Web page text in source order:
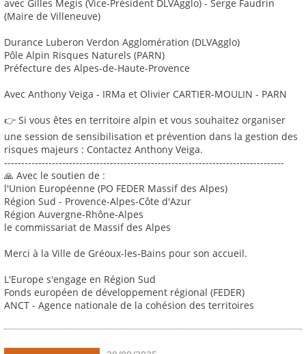
avec Gilles Megis (Vice-Président DLVAgglo) - Serge Faudrin
(Maire de Villeneuve)
Durance Luberon Verdon Agglomération (DLVAgglo)
Pôle Alpin Risques Naturels (PARN)
Préfecture des Alpes-de-Haute-Provence
Avec Anthony Veiga - IRMa et Olivier CARTIER-MOULIN - PARN
👉 Si vous êtes en territoire alpin et vous souhaitez organiser
une session de sensibilisation et prévention dans la gestion des
risques majeurs : Contactez Anthony Veiga.
----------------------------------------------------------------------------------
🙏 Avec le soutien de :
l'Union Européenne (PO FEDER Massif des Alpes)
Région Sud - Provence-Alpes-Côte d'Azur
Région Auvergne-Rhône-Alpes
le commissariat de Massif des Alpes
Merci à la Ville de Gréoux-les-Bains pour son accueil.
L'Europe s'engage en Région Sud
Fonds européen de développement régional (FEDER)
ANCT - Agence nationale de la cohésion des territoires